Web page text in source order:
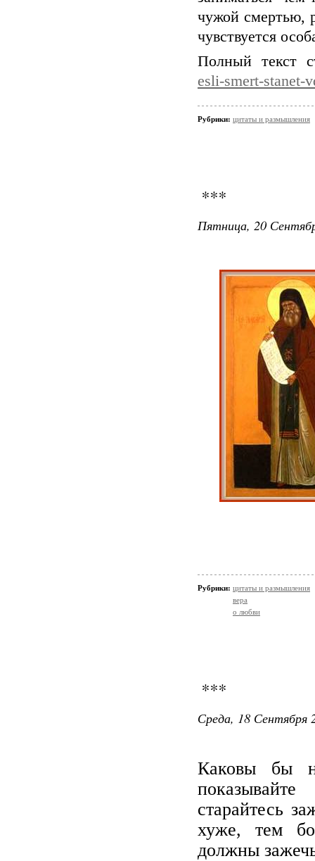
чужой смертью,
чувствуется
Полный текст
esli-smert-stanet-
Рубрики: цитаты и размышления
***
Пятница, 20
Рубрики: цитаты и размышления
вера
о любви
***
Среда, 18 Сентября
Каковы бы
старайтесь
хуже, тем
должны